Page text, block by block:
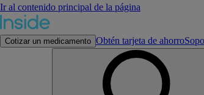
Ir al contenido principal de la página
Cotizar un medicamento Obtén tarjeta de ahorro